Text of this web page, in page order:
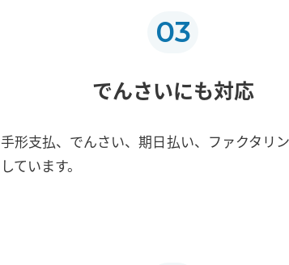
03
でんさいにも対応
手形支払、でんさい、期日払い、ファクタリ
しています。